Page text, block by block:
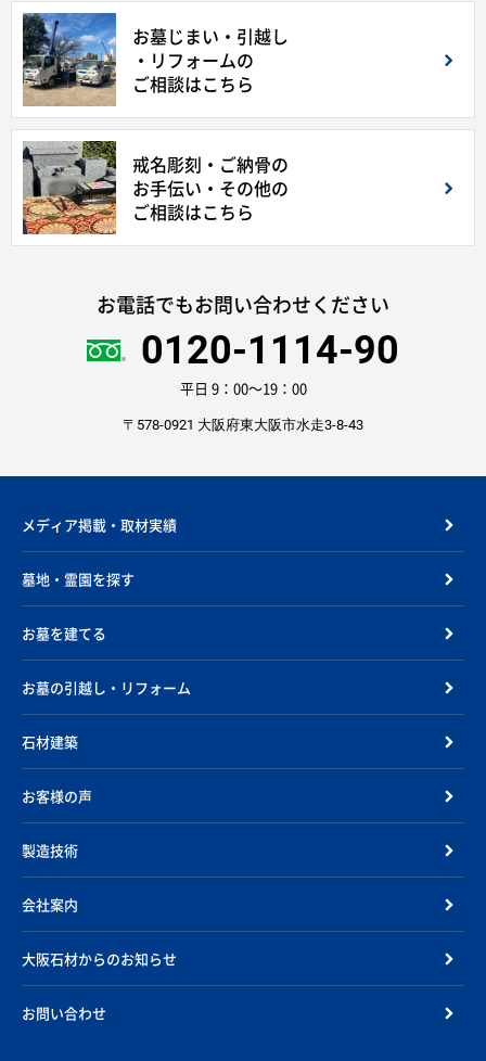
お墓じまい・引越し
・リフォームの
ご相談はこちら
戒名彫刻・ご納骨の
お手伝い・その他の
ご相談はこちら
お電話でもお問い合わせください
0120-1114-90
平日 9：00〜19：00
〒578-0921 大阪府東大阪市水走3-8-43
メディア掲載・取材実績
墓地・霊園を探す
お墓を建てる
お墓の引越し・リフォーム
石材建築
お客様の声
製造技術
会社案内
大阪石材からのお知らせ
お問い合わせ